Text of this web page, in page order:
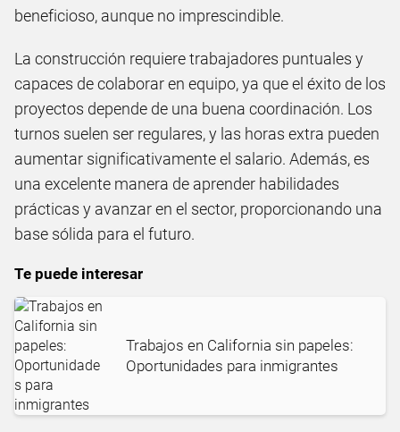
beneficioso, aunque no imprescindible.
La construcción requiere trabajadores puntuales y
capaces de colaborar en equipo, ya que el éxito de los
proyectos depende de una buena coordinación. Los
turnos suelen ser regulares, y las horas extra pueden
aumentar significativamente el salario. Además, es
una excelente manera de aprender habilidades
prácticas y avanzar en el sector, proporcionando una
base sólida para el futuro.
Te puede interesar
Trabajos en California sin papeles:
Oportunidades para inmigrantes